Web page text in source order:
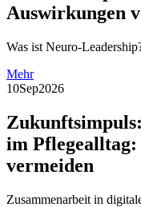
Auswirkungen
Was ist Neuro-
Mehr
10Sep2026
im Pflegealltag:
vermeiden
Zusammenarbeit in